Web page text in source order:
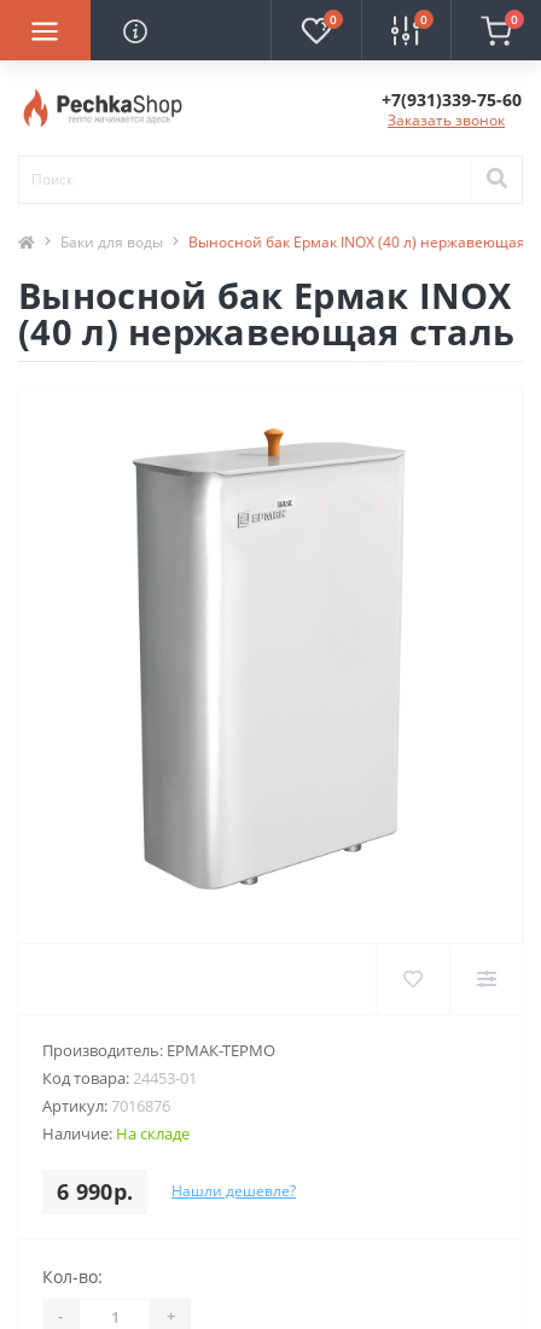
0 0 0
+7(931)339-75-60
Заказать звонок
Баки для воды Выносной бак Ермак INOX (40 л) нержавеющая
Выносной бак Ермак INOX
(40 л) нержавеющая сталь
Производитель: ЕРМАК-ТЕРМО
Код товара:24453-01
Артикул:7016876
Наличие: На складе
6 990р. Нашли дешевле?
Кол-во:
- +